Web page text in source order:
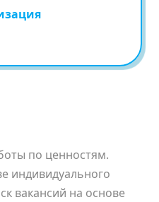
по ценностям.
индивидуального
вакансий на основе